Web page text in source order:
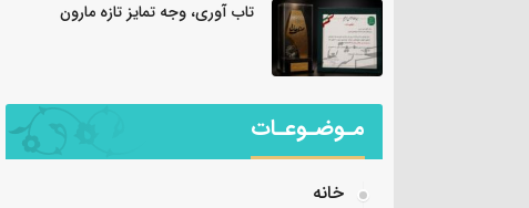
تاب آوری، وجه تمایز تازه مارون
مـوضـوعـات
خانه